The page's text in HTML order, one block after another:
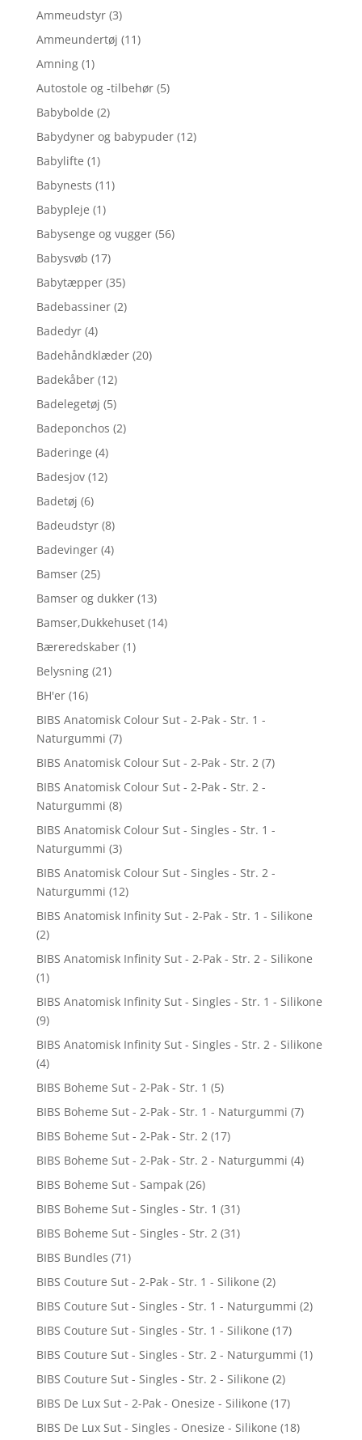
Ammeudstyr (3)
Ammeundertøj (11)
Amning (1)
Autostole og -tilbehør (5)
Babybolde (2)
Babydyner og babypuder (12)
Babylifte (1)
Babynests (11)
Babypleje (1)
Babysenge og vugger (56)
Babysvøb (17)
Babytæpper (35)
Badebassiner (2)
Badedyr (4)
Badehåndklæder (20)
Badekåber (12)
Badelegetøj (5)
Badeponchos (2)
Baderinge (4)
Badesjov (12)
Badetøj (6)
Badeudstyr (8)
Badevinger (4)
Bamser (25)
Bamser og dukker (13)
Bamser,Dukkehuset (14)
Bæreredskaber (1)
Belysning (21)
BH'er (16)
BIBS Anatomisk Colour Sut - 2-Pak - Str. 1 -
Naturgummi (7)
BIBS Anatomisk Colour Sut - 2-Pak - Str. 2 (7)
BIBS Anatomisk Colour Sut - 2-Pak - Str. 2 -
Naturgummi (8)
BIBS Anatomisk Colour Sut - Singles - Str. 1 -
Naturgummi (3)
BIBS Anatomisk Colour Sut - Singles - Str. 2 -
Naturgummi (12)
BIBS Anatomisk Infinity Sut - 2-Pak - Str. 1 - Silikone
(2)
BIBS Anatomisk Infinity Sut - 2-Pak - Str. 2 - Silikone
(1)
BIBS Anatomisk Infinity Sut - Singles - Str. 1 - Silikone
(9)
BIBS Anatomisk Infinity Sut - Singles - Str. 2 - Silikone
(4)
BIBS Boheme Sut - 2-Pak - Str. 1 (5)
BIBS Boheme Sut - 2-Pak - Str. 1 - Naturgummi (7)
BIBS Boheme Sut - 2-Pak - Str. 2 (17)
BIBS Boheme Sut - 2-Pak - Str. 2 - Naturgummi (4)
BIBS Boheme Sut - Sampak (26)
BIBS Boheme Sut - Singles - Str. 1 (31)
BIBS Boheme Sut - Singles - Str. 2 (31)
BIBS Bundles (71)
BIBS Couture Sut - 2-Pak - Str. 1 - Silikone (2)
BIBS Couture Sut - Singles - Str. 1 - Naturgummi (2)
BIBS Couture Sut - Singles - Str. 1 - Silikone (17)
BIBS Couture Sut - Singles - Str. 2 - Naturgummi (1)
BIBS Couture Sut - Singles - Str. 2 - Silikone (2)
BIBS De Lux Sut - 2-Pak - Onesize - Silikone (17)
BIBS De Lux Sut - Singles - Onesize - Silikone (18)